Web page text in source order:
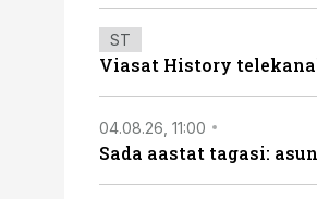
ST
Viasat History
04.08.26, 11:00
Sada aastat tagasi: